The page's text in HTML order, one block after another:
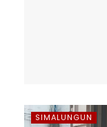
SIMALUNGUN